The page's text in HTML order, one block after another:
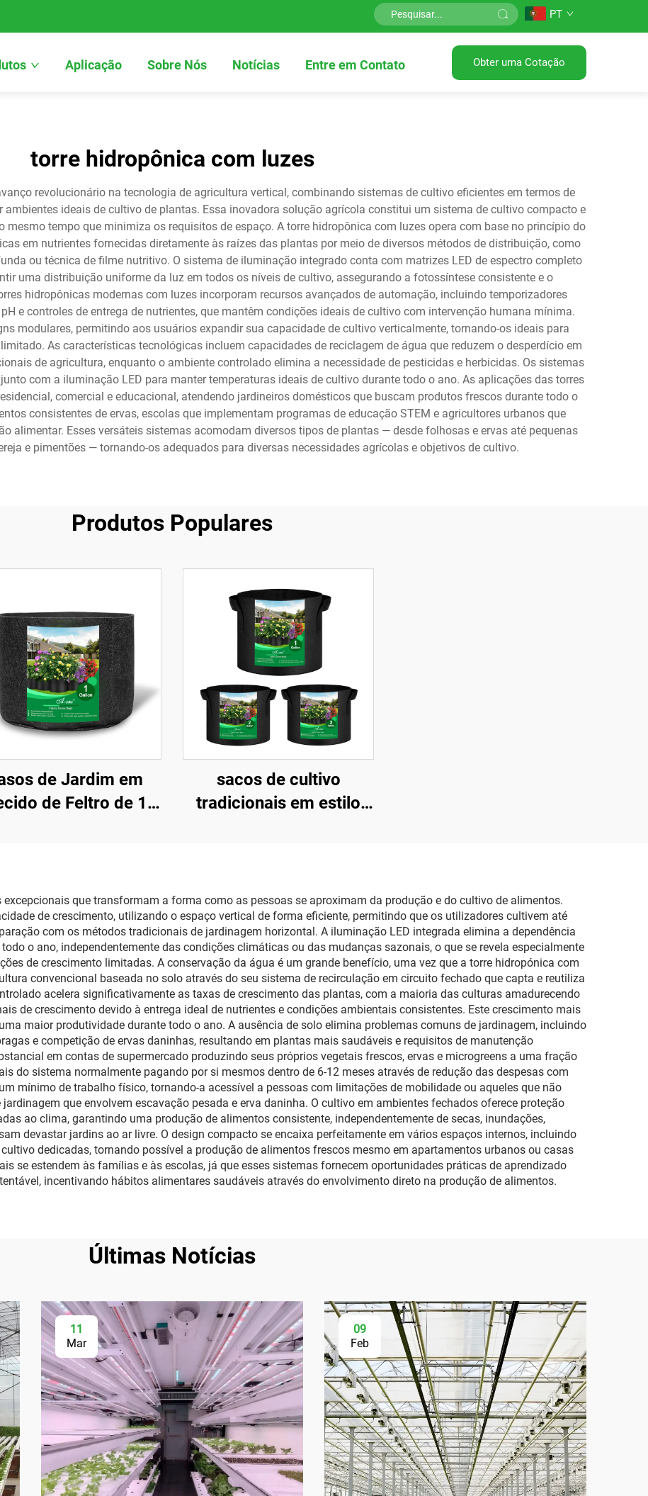
PT
Aplicação Sobre Nós Notícias Entre em Contato Obter uma Cotação
torre hidropônica com luzes
revolucionário na tecnologia de agricultura vertical, combinando sistemas de cultivo eficientes em termos de
ideais de cultivo de plantas. Essa inovadora solução agrícola constitui um sistema de cultivo compacto e
tempo que minimiza os requisitos de espaço. A torre hidropônica com luzes opera com base no princípio do
em nutrientes fornecidas diretamente às raízes das plantas por meio de diversos métodos de distribuição, como
ou técnica de filme nutritivo. O sistema de iluminação integrado conta com matrizes LED de espectro completo
uma distribuição uniforme da luz em todos os níveis de cultivo, assegurando a fotossíntese consistente e o
hidropônicas modernas com luzes incorporam recursos avançados de automação, incluindo temporizadores
e controles de entrega de nutrientes, que mantêm condições ideais de cultivo com intervenção humana mínima.
modulares, permitindo aos usuários expandir sua capacidade de cultivo verticalmente, tornando-os ideais para
As características tecnológicas incluem capacidades de reciclagem de água que reduzem o desperdício em
de agricultura, enquanto o ambiente controlado elimina a necessidade de pesticidas e herbicidas. Os sistemas
com a iluminação LED para manter temperaturas ideais de cultivo durante todo o ano. As aplicações das torres
comercial e educacional, atendendo jardineiros domésticos que buscam produtos frescos durante todo o
consistentes de ervas, escolas que implementam programas de educação STEM e agricultores urbanos que
alimentar. Esses versáteis sistemas acomodam diversos tipos de plantas — desde folhosas e ervas até pequenas
e pimentões — tornando-os adequados para diversas necessidades agrícolas e objetivos de cultivo.
Produtos Populares
de Jardim em
de Feltro de 1
Crescimento de
Plantas
sacos de cultivo
tradicionais em estilo
alças, espessura de
260–400, para uso em
jardins ao ar livre
que transformam a forma como as pessoas se aproximam da produção e do cultivo de alimentos.
de crescimento, utilizando o espaço vertical de forma eficiente, permitindo que os utilizadores cultivem até
com os métodos tradicionais de jardinagem horizontal. A iluminação LED integrada elimina a dependência
o ano, independentemente das condições climáticas ou das mudanças sazonais, o que se revela especialmente
de crescimento limitadas. A conservação da água é um grande benefício, uma vez que a torre hidropónica com
convencional baseada no solo através do seu sistema de recirculação em circuito fechado que capta e reutiliza
acelera significativamente as taxas de crescimento das plantas, com a maioria das culturas amadurecendo
de crescimento devido à entrega ideal de nutrientes e condições ambientais consistentes. Este crescimento mais
maior produtividade durante todo o ano. A ausência de solo elimina problemas comuns de jardinagem, incluindo
e competição de ervas daninhas, resultando em plantas mais saudáveis e requisitos de manutenção
em contas de supermercado produzindo seus próprios vegetais frescos, ervas e microgreens a uma fração
do sistema normalmente pagando por si mesmos dentro de 6-12 meses através de redução das despesas com
mínimo de trabalho físico, tornando-a acessível a pessoas com limitações de mobilidade ou aqueles que não
que envolvem escavação pesada e erva daninha. O cultivo em ambientes fechados oferece proteção
ao clima, garantindo uma produção de alimentos consistente, independentemente de secas, inundações,
devastar jardins ao ar livre. O design compacto se encaixa perfeitamente em vários espaços internos, incluindo
dedicadas, tornando possível a produção de alimentos frescos mesmo em apartamentos urbanos ou casas
se estendem às famílias e às escolas, já que esses sistemas fornecem oportunidades práticas de aprendizado
incentivando hábitos alimentares saudáveis através do envolvimento direto na produção de alimentos.
Últimas Notícias
11
Mar
09
Feb